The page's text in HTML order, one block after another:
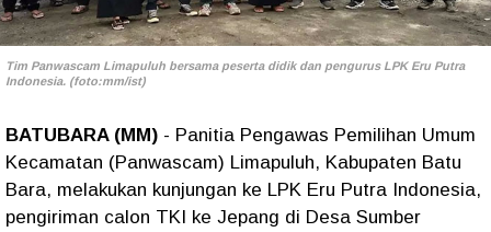
Tim Panwascam Limapuluh bersama peserta didik dan pengurus LPK Eru Putra
Indonesia. (foto:mm/ist)
BATUBARA (MM) - Panitia Pengawas Pemilihan Umum
Kecamatan (Panwascam) Limapuluh, Kabupaten Batu
Bara, melakukan kunjungan ke LPK Eru Putra Indonesia,
pengiriman calon TKI ke Jepang di Desa Sumber